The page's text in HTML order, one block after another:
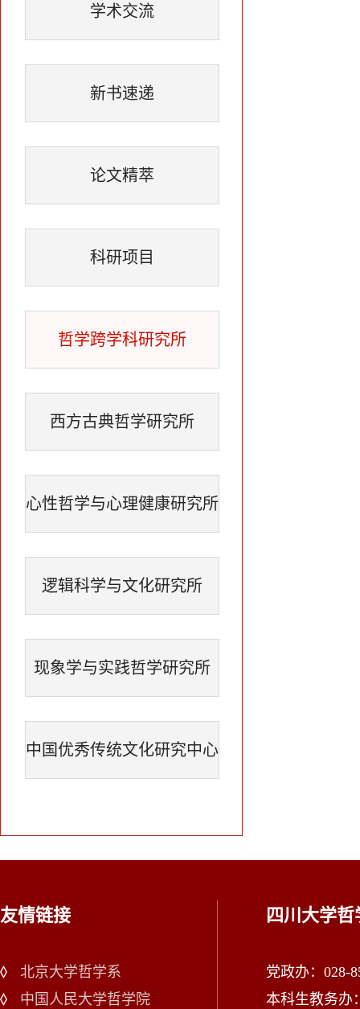
学术交流
新书速递
论文精萃
科研项目
哲学跨学科研究所
西方古典哲学研究所
心性哲学与心理健康研究所
逻辑科学与文化研究所
现象学与实践哲学研究所
中国优秀传统文化研究中心
友情链接
北京大学哲学系
中国人民大学哲学院
四川大学哲
党政办：028-
本科生教务办